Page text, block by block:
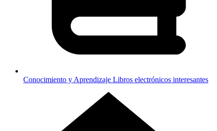
Conocimiento y Aprendizaje Libros electrónicos interesantes